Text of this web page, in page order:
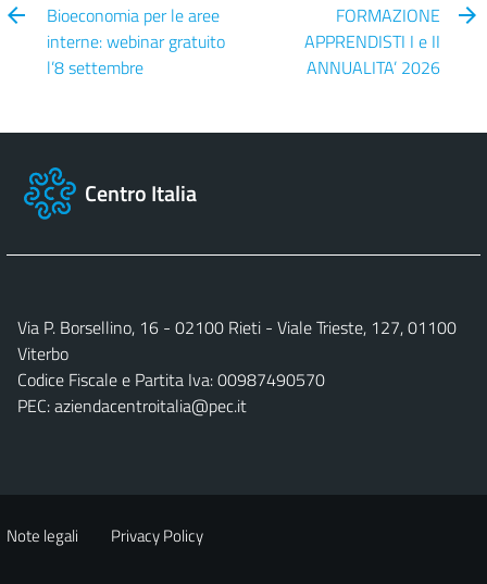
Bioeconomia per le aree
interne: webinar gratuito
l’8 settembre
FORMAZIONE
APPRENDISTI I e II
ANNUALITA’ 2026
Centro Italia
Via P. Borsellino, 16 - 02100 Rieti - Viale Trieste, 127, 01100
Viterbo
Codice Fiscale e Partita Iva: 00987490570
PEC:aziendacentroitalia@pec.it
Note legali Privacy Policy